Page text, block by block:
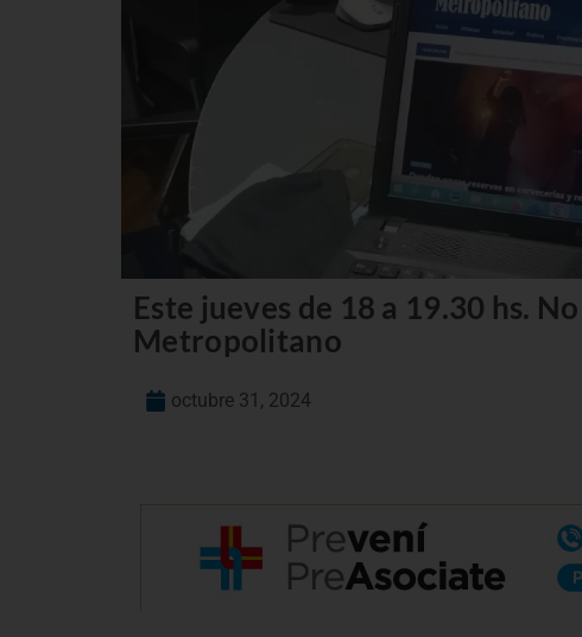
Este jueves de 18 a 19.30 hs.
Metropolitano
octubre 31, 2024